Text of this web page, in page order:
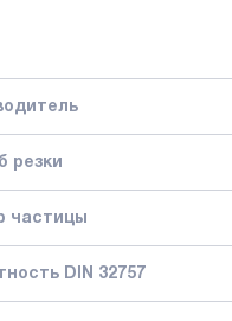
резки
частицы
DIN 32757